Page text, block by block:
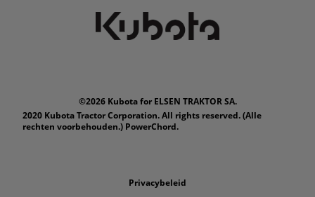
©2026 Kubota for ELSEN TRAKTOR SA.
2020 Kubota Tractor Corporation. All rights reserved. (Alle
rechten voorbehouden.) PowerChord.
Privacybeleid